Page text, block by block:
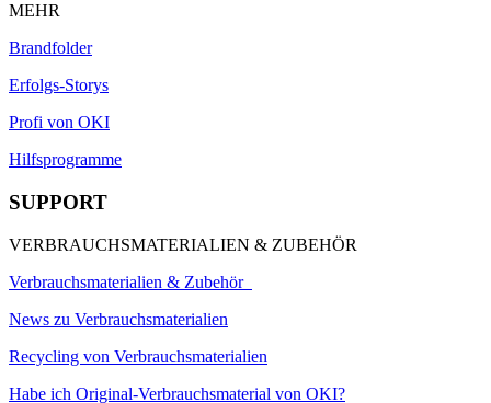
MEHR
Brandfolder
Erfolgs-Storys
Profi von OKI
Hilfsprogramme
SUPPORT
VERBRAUCHSMATERIALIEN & ZUBEHÖR
Verbrauchsmaterialien & Zubehör
News zu Verbrauchsmaterialien
Recycling von Verbrauchsmaterialien
Habe ich Original-Verbrauchsmaterial von OKI?